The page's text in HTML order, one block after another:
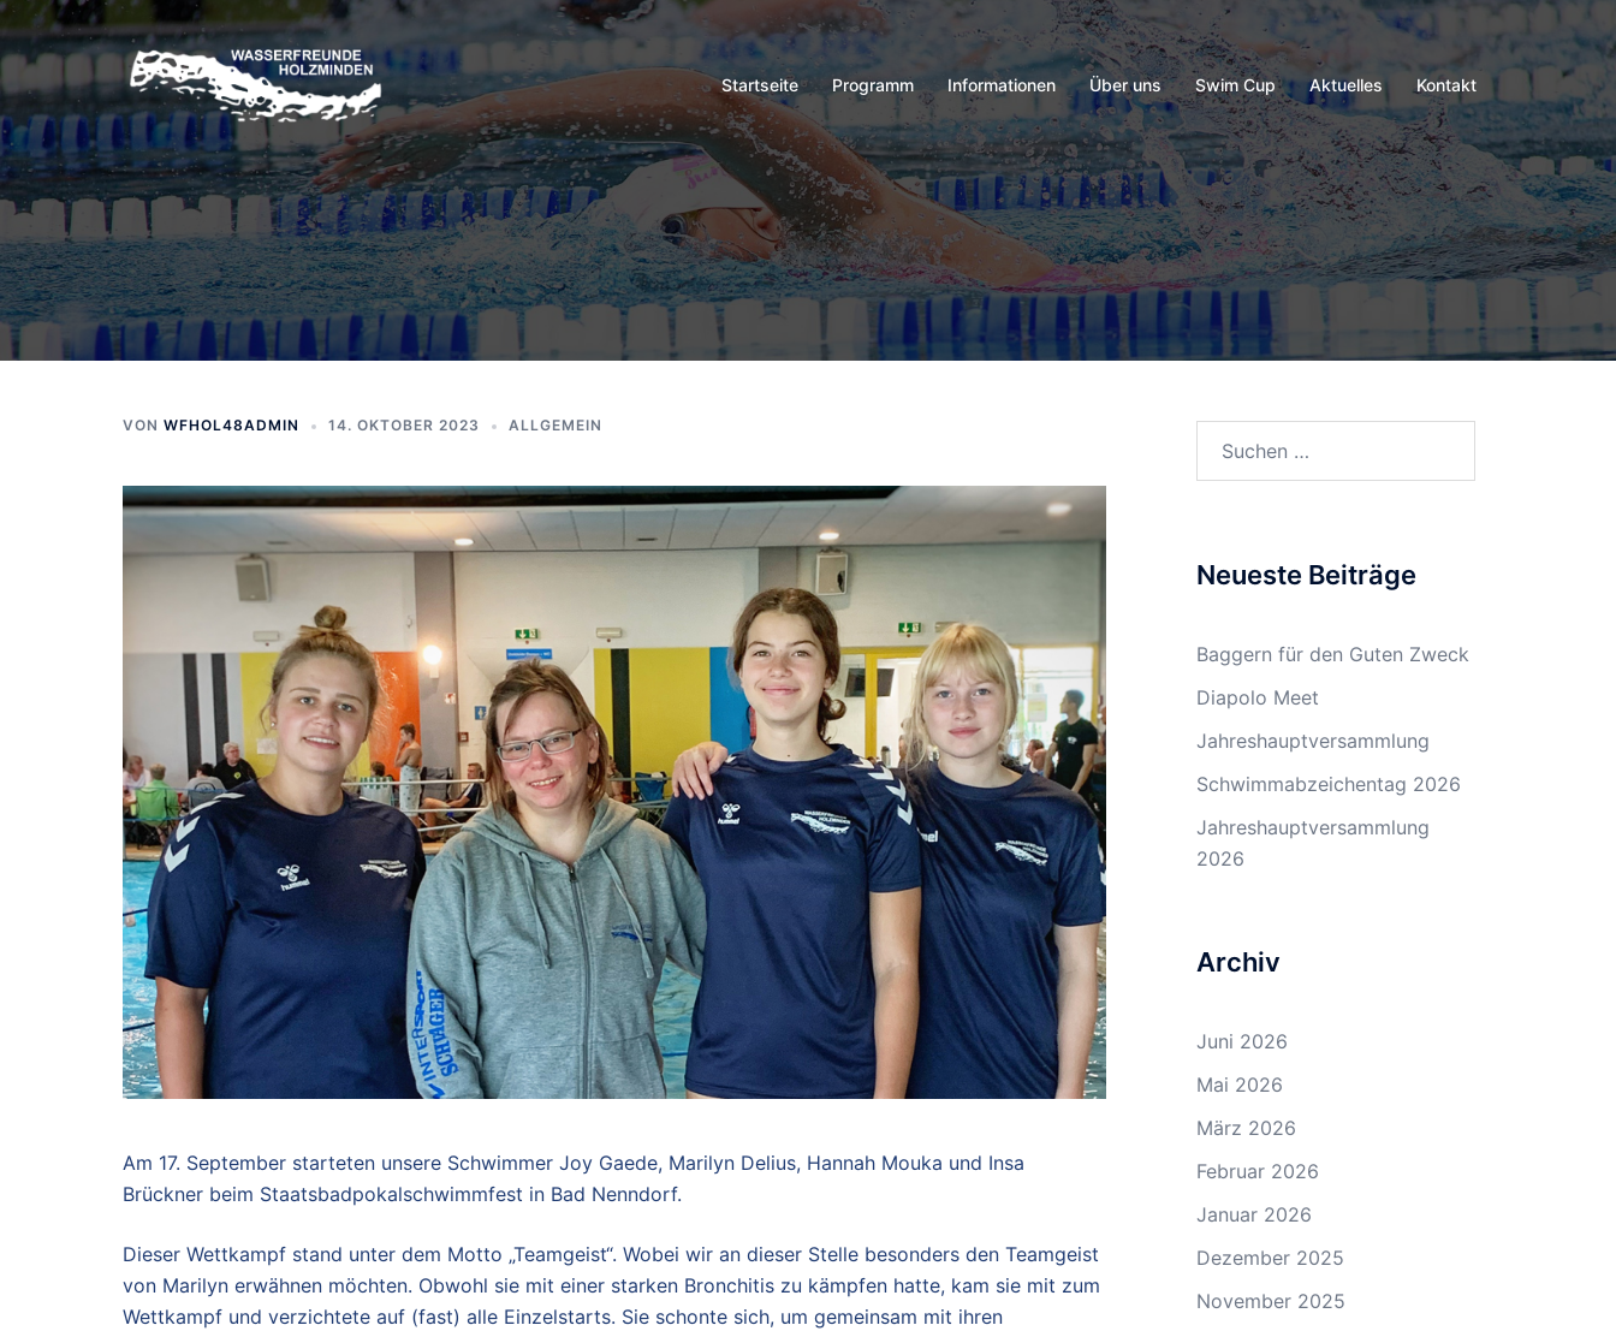
Zum
Startseite Programm Informationen Über uns Swim Cup Aktuelles Kontakt
VON WFHOL48ADMIN 14. OKTOBER 2023 ALLGEMEIN
Am 17. September starteten unsere Schwimmer Joy Gaede, Marilyn Delius, Hannah Mouka und Insa
Brückner beim Staatsbadpokalschwimmfest in Bad Nenndorf.
Dieser Wettkampf stand unter dem Motto „Teamgeist“. Wobei wir an dieser Stelle besonders den Teamgeist
von Marilyn erwähnen möchten. Obwohl sie mit einer starken Bronchitis zu kämpfen hatte, kam sie mit zum
Wettkampf und verzichtete auf (fast) alle Einzelstarts. Sie schonte sich, um gemeinsam mit ihren
Neueste Beiträge
Baggern für den Guten Zweck
Diapolo Meet
Jahreshauptversammlung
Schwimmabzeichentag 2026
Jahreshauptversammlung
2026
Archiv
Juni 2026
Mai 2026
März 2026
Februar 2026
Januar 2026
Dezember 2025
November 2025